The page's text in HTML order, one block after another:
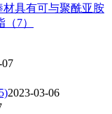
材具有可与聚酰亚胺
7）
07
2023-03-06